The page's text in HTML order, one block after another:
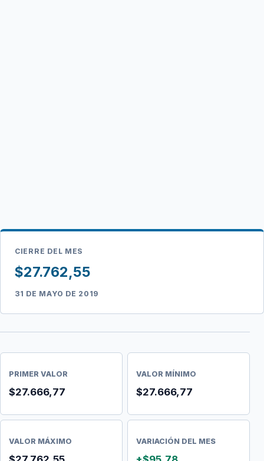
CIERRE DEL MES
$27.762,55
31 DE MAYO DE 2019
PRIMER VALOR
$27.666,77
VALOR MÍNIMO
$27.666,77
VALOR MÁXIMO VARIACIÓN DEL MES